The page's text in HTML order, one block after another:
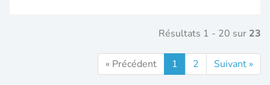
Résultats 1 - 20 sur 23
« Précédent 1 2 Suivant »